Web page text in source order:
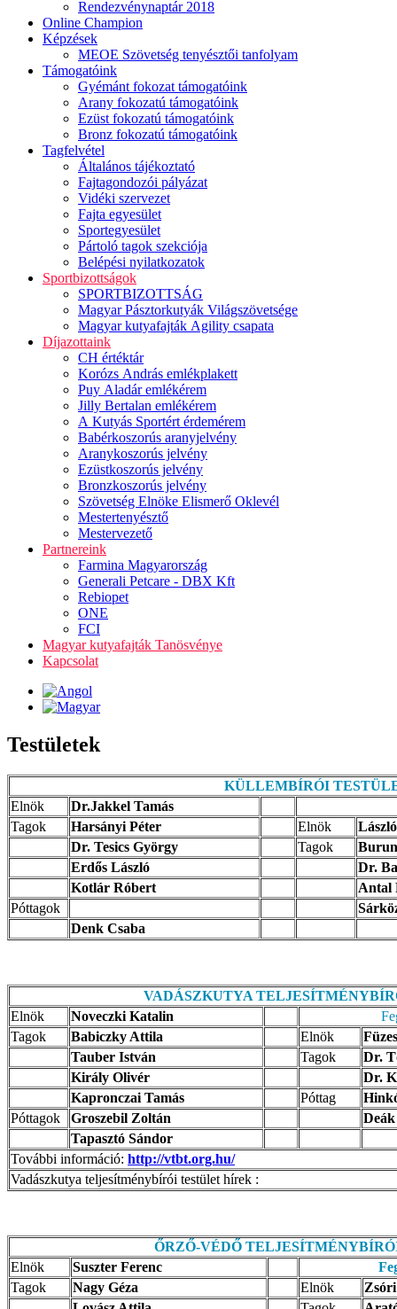
Rendezvénynaptár 2018
Online Champion
Képzések
MEOE Szövetség tenyésztői tanfolyam
Támogatóink
Gyémánt fokozat támogatóink
Arany fokozatú támogatóink
Ezüst fokozatú támogatóink
Bronz fokozatú támogatóink
Tagfelvétel
Általános tájékoztató
Fajtagondozói pályázat
Vidéki szervezet
Fajta egyesület
Sportegyesület
Pártoló tagok szekciója
Belépési nyilatkozatok
Sportbizottságok
SPORTBIZOTTSÁG
Magyar Pásztorkutyák Világszövetsége
Magyar kutyafajták Agility csapata
Díjazottaink
CH értéktár
Korózs András emlékplakett
Puy Aladár emlékérem
Jilly Bertalan emlékérem
A Kutyás Sportért érdemérem
Babérkoszorús aranyjelvény
Aranykoszorús jelvény
Ezüstkoszorús jelvény
Bronzkoszorús jelvény
Szövetség Elnöke Elismerő Oklevél
Mestertenyésztő
Mestervezető
Partnereink
Farmina Magyarország
Generali Petcare - DBX Kft
Rebiopet
ONE
FCI
Magyar kutyafajták Tanösvénye
Kapcsolat
Testületek
KÜLLEMBÍRÓI
Elnök
Dr.Jakkel Tamás
Tagok
Harsányi Péter Elnök
Dr. Tesics György
Tagok
Erdős László
Dr.
Kotlár Róbert
Antal
Póttagok
Denk Csaba
VADÁSZKUTYA
Elnök
Noveczki Katalin
Tagok
Babiczky Attila Elnök
Tauber István
Tagok
Dr.
Király Olivér
Dr.
Kapronczai Tamás
Póttag
Póttagok
Groszebil Zoltán
Tapasztó Sándor
További információ: http://vtbt.org.hu/
Vadászkutya teljesítménybírói testület hírek :
ŐRZŐ-VÉDŐ
Elnök
Suszter Ferenc
Tagok
Nagy Géza Elnök